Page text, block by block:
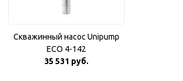
Скважинный насос Unipump
ECO 4-142
35 531 руб.